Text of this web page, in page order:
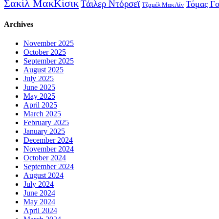
Σακίλ ΜακΚίσικ Τάιλερ Ντόρσεϊ Τζαμέλ ΜακΛίν Τόμας
Archives
November 2025
October 2025
September 2025
August 2025
July 2025
June 2025
May 2025
April 2025
March 2025
February 2025
January 2025
December 2024
November 2024
October 2024
September 2024
August 2024
July 2024
June 2024
May 2024
April 2024